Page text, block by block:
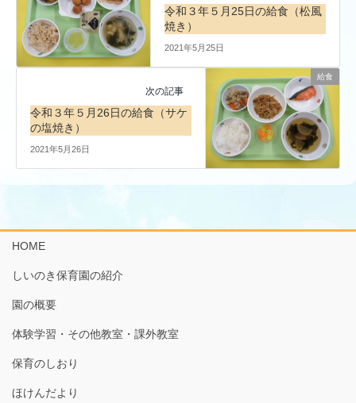
令和３年５月25日の給食（松風
焼き）
2021年5月25日
給食
次の記事
令和３年５月26日の給食（サケ
の塩焼き）
2021年5月26日
HOME
しいのき保育園の紹介
園の概要
体験学習・その他教室・課外教室
保育のしおり
ほけんだより